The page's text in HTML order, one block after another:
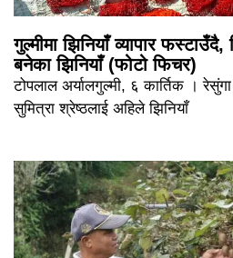
गुल्मीमा झिनियाँ व्यापार
बनेका झिनियाँ (फोटो फिचर)
टोपलाल अर्यालगुल्मी, ६ कार्तिक ।
सुमित्रा श्रेष्ठलाई अहिले झिनियाँ